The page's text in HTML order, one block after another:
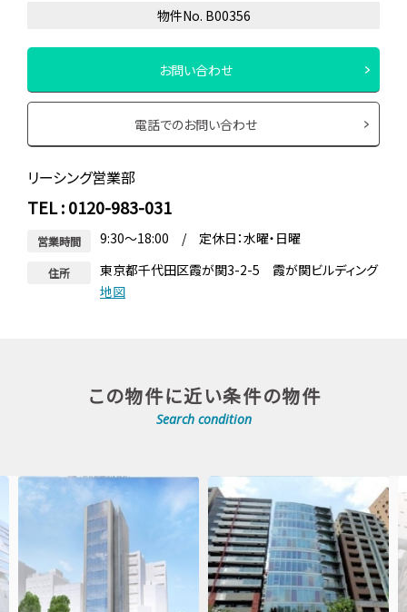
物件No. B00356
お問い合わせ
電話でのお問い合わせ
リーシング営業部
TEL : 0120-983-031
営業時間 9:30～18:00 / 定休日：水曜・日曜
住所
東京都千代田区霞が関3-2-5 霞が関ビルディング
地図
この物件に近い条件の物件
Search condition